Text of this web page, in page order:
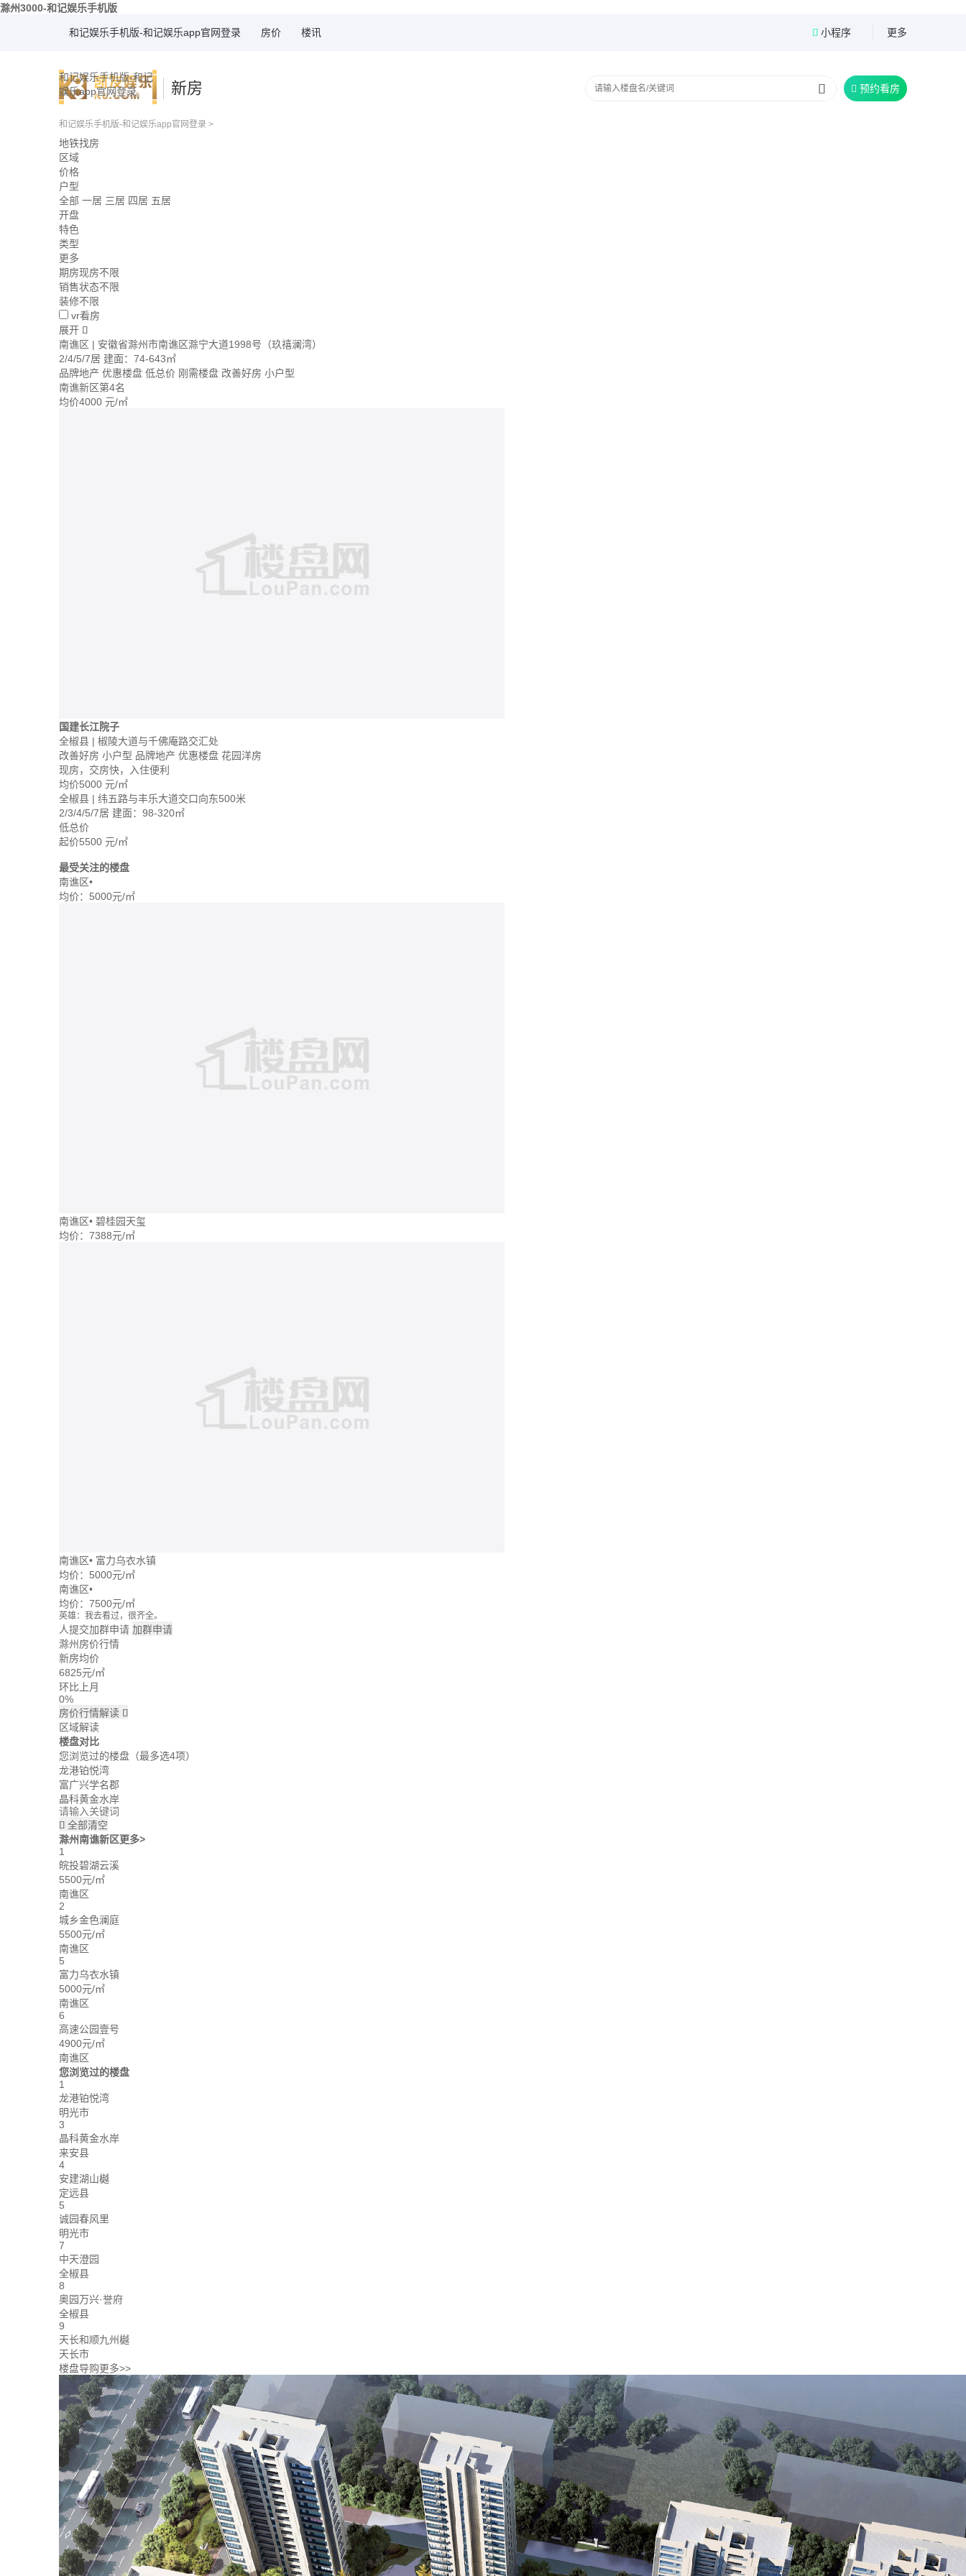
滁州3000-和记娱乐手机版
和记娱乐手机版-和记娱乐app官网登录 房价 楼讯  小程序 更多
和记娱乐手机版-和记
娱乐app官网登录
新房   预约看房
和记娱乐手机版-和记娱乐app官网登录 >
地铁找房
区域
价格
户型
全部 一居 三居 四居 五居
开盘
特色
类型
更多
期房现房不限
销售状态不限
装修不限
vr看房
展开 
南谯区 | 安徽省滁州市南谯区滁宁大道1998号（玖禧澜湾）
2/4/5/7居 建面：74-643㎡
品牌地产 优惠楼盘 低总价 刚需楼盘 改善好房 小户型
南谯新区第4名
均价4000 元/㎡
国建长江院子
全椒县 | 椒陵大道与千佛庵路交汇处
改善好房 小户型 品牌地产 优惠楼盘 花园洋房
现房，交房快，入住便利
均价5000 元/㎡
全椒县 | 纬五路与丰乐大道交口向东500米
2/3/4/5/7居 建面：98-320㎡
低总价
起价5500 元/㎡
最受关注的楼盘
南谯区•
均价： 5000元/㎡
南谯区• 碧桂园天玺
均价： 7388元/㎡
南谯区• 富力乌衣水镇
均价： 5000元/㎡
南谯区•
均价： 7500元/㎡
英雄：我去看过，很齐全。
牛转乾坤：这个楼盘价格波动大么？
回忆：我建议你们去楼盘看看。
大头：也可以直接咨询置业管家。
吃了么：什么时候大家一起去看看。
蓝天：上周我已经签合同了。
雪花飘飘：好的呢。
人提交加群申请 加群申请
滁州房价行情
新房均价
6825元/㎡
环比上月
0%
房价行情解读 
区域解读
楼盘对比
您浏览过的楼盘 （最多选4项）
龙港铂悦湾
富广兴学名郡
晶科黄金水岸
 全部清空
滁州南谯新区更多>
1
皖投碧湖云溪
5500元/㎡
南谯区
2
城乡金色澜庭
5500元/㎡
南谯区
5
富力乌衣水镇
5000元/㎡
南谯区
6
高速公园壹号
4900元/㎡
南谯区
您浏览过的楼盘
1
龙港铂悦湾
明光市
3
晶科黄金水岸
来安县
4
安建湖山樾
定远县
5
诚园春风里
明光市
7
中天澄园
全椒县
8
奥园万兴·誉府
全椒县
9
天长和顺九州樾
天长市
楼盘导购更多>>